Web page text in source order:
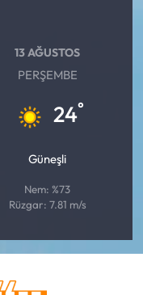
13 AĞUSTOS
PERŞEMBE
24°
Güneşli
Nem: %73
Rüzgar: 7.81 m/s